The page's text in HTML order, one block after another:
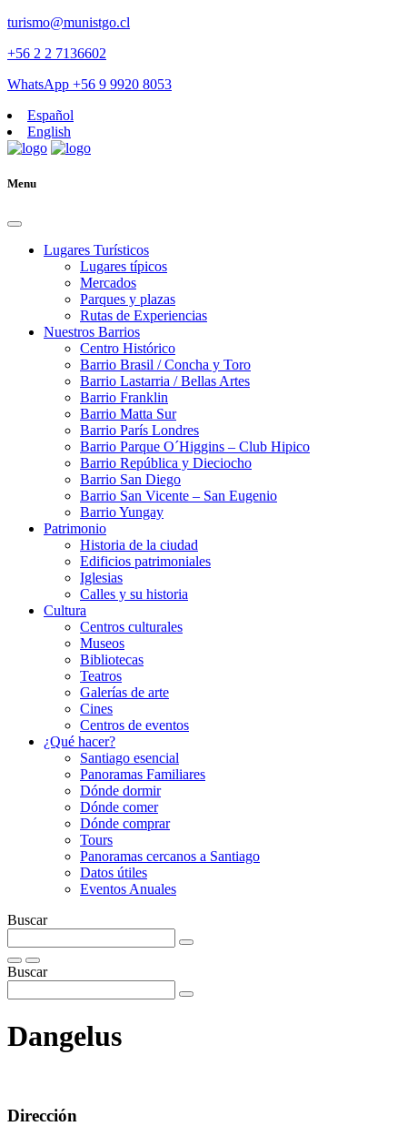
turismo@munistgo.cl
+56 2 2 7136602
WhatsApp +56 9 9920 8053
Español
English
Menu
Lugares Turísticos
Lugares tí­picos
Mercados
Parques y plazas
Rutas de Experiencias
Nuestros Barrios
Centro Histórico
Barrio Brasil / Concha y Toro
Barrio Lastarria / Bellas Artes
Barrio Franklin
Barrio Matta Sur
Barrio Parí­s Londres
Barrio Parque O´Higgins – Club Hipico
Barrio República y Dieciocho
Barrio San Diego
Barrio San Vicente – San Eugenio
Barrio Yungay
Patrimonio
Historia de la ciudad
Edificios patrimoniales
Iglesias
Calles y su historia
Cultura
Centros culturales
Museos
Bibliotecas
Teatros
Galerí­as de arte
Cines
Centros de eventos
¿Qué hacer?
Santiago esencial
Panoramas Familiares
Dónde dormir
Dónde comer
Dónde comprar
Tours
Panoramas cercanos a Santiago
Datos útiles
Eventos Anuales
Buscar
Buscar
Dangelus
Dirección